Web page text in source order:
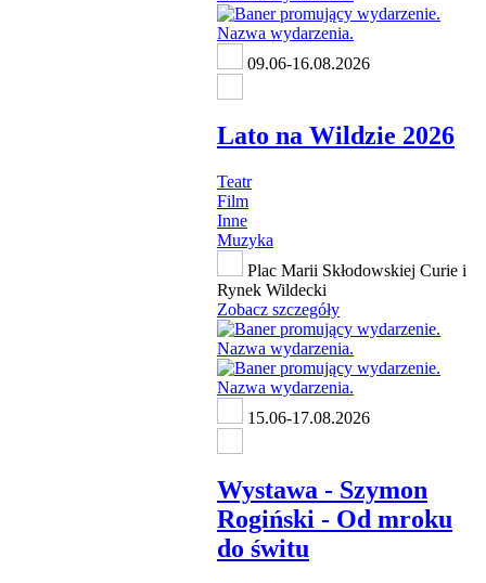
09.06-16.08.2026
Lato na Wildzie 2026
Teatr
Film
Inne
Muzyka
Plac Marii Skłodowskiej Curie i
Rynek Wildecki
Zobacz szczegóły
15.06-17.08.2026
Wystawa - Szymon
Rogiński - Od mroku
do świtu